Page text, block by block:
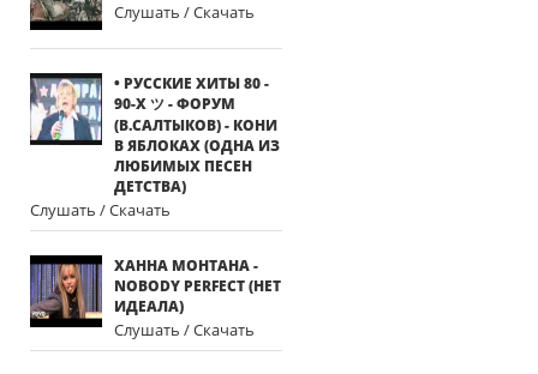
Слушать / Скачать
• РУССКИЕ ХИТЫ 80 -
90-Х ツ - ФОРУМ
(В.САЛТЫКОВ) - КОНИ
В ЯБЛОКАХ (ОДНА ИЗ
ЛЮБИМЫХ ПЕСЕН
ДЕТСТВА)
Слушать / Скачать
ХАННА МОНТАНА -
NOBODY PERFECT (НЕТ
ИДЕАЛА)
Слушать / Скачать